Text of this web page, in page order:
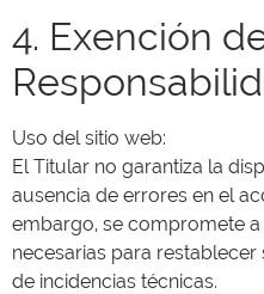
4. Exención
Uso del sitio web:
El Titular no garantiza la
ausencia de errores en el
embargo, se compromete
necesarias para
de incidencias técnicas.